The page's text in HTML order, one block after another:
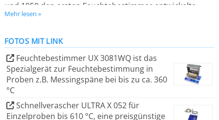
und 1950 den ersten Feuchtebestimmer entwickelte.
Diese Innovation bildet die Grundlage für alle modernen
Trocknens und Wiegens arbeiten.
Im Januar 2025 wurde A & P Instruments von PCE
Instruments übernommen.
Das Unternehmen bietet eine breite Palette an
Mehr lesen »
FOTOS MIT LINK
Feuchtebestimmer UX 3081WQ ist das
Spezialgerät zur Feuchtebestimmung in
Proben z.B. Messingspäne bei bis zu ca. 360
°C
Schnellverascher ULTRA X 052 für
Einzelproben bis 610 °C, eine preisgünstige